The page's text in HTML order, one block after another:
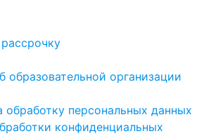
образовательной организации
обработку персональных данных
конфиденциальных